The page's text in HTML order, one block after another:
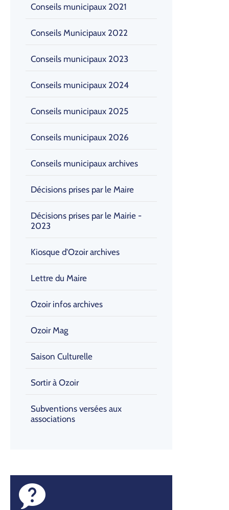
Conseils municipaux 2021
Conseils Municipaux 2022
Conseils municipaux 2023
Conseils municipaux 2024
Conseils municipaux 2025
Conseils municipaux 2026
Conseils municipaux archives
Décisions prises par le Maire
Décisions prises par le Mairie -
2023
Kiosque d'Ozoir archives
Lettre du Maire
Ozoir infos archives
Ozoir Mag
Saison Culturelle
Sortir à Ozoir
Subventions versées aux
associations